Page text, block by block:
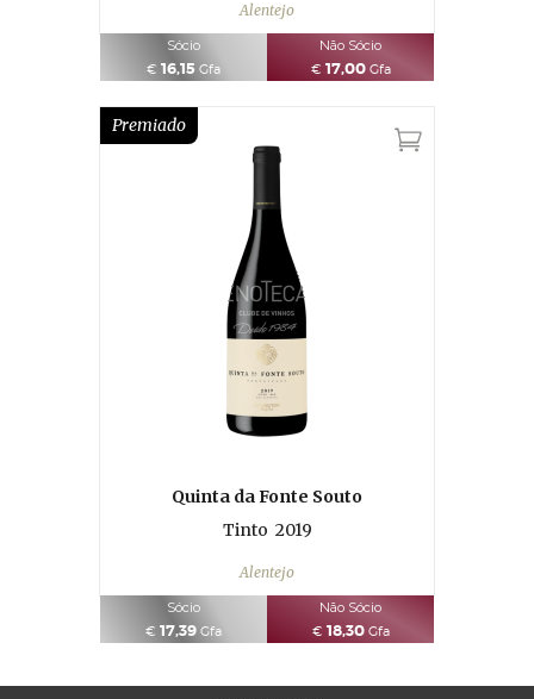
Alentejo
Sócio
€ 16,15 Gfa
Não Sócio
€ 17,00 Gfa
Premiado
Quinta da Fonte Souto
Tinto 2019
Alentejo
Sócio
€ 17,39 Gfa
Não Sócio
€ 18,30 Gfa